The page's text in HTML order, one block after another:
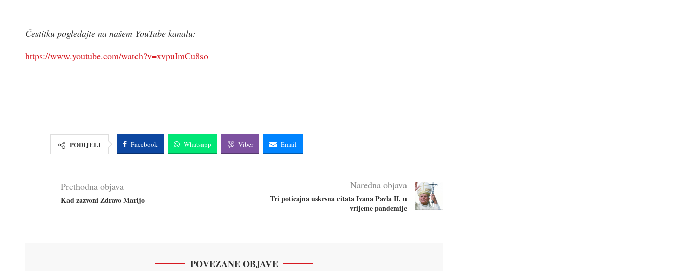
Čestitku pogledajte na našem YouTube kanalu:
https://www.youtube.com/watch?v=xvpuImCu8so
PODIJELI Facebook Whatsapp Viber Email
Prethodna objava
Kad zazvoni Zdravo Marijo
Naredna objava
Tri poticajna uskrsna citata Ivana Pavla II. u
vrijeme pandemije
POVEZANE OBJAVE